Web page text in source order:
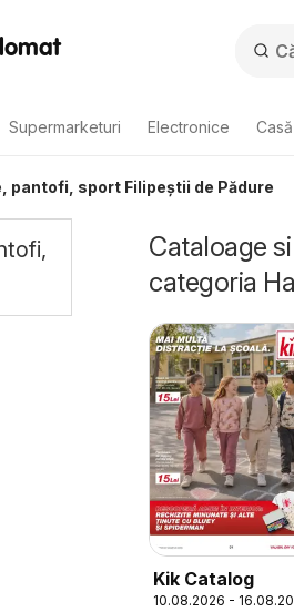
Supermarketuri Electronice
pantofi, sport Filipeştii de Pădure
Cataloage
categoria
Kik Catalog
10.08.2026 -